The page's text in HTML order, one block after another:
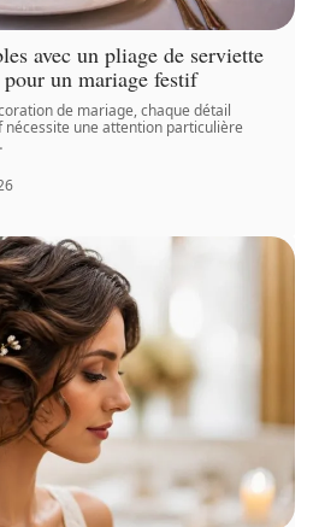
avec un pliage de serviette
pour un mariage festif
de mariage, chaque détail
une attention particulière